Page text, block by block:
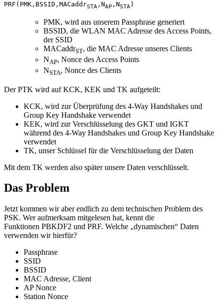
PRF(PMK,BSSID,MACaddrSTA ,NAP ,NSTA)
PMK, wird aus unserem Passphrase generiert
BSSID, die WLAN MAC Adresse des Access Points,
der SSID
MACaddrST, die MAC Adresse unseres Clients
NAP, Nonce des Access Points
NSTA, Nonce des Clients
Der PTK wird auf KCK, KEK und TK aufgeteilt:
KCK, wird zur Überprüfung des 4-Way Handshakes und
Group Key Handshake verwendet
KEK, wird zur Verschlüsselung des GKT und IGKT
während des 4-Way Handshakes und Group Key Handshake
verwendet
TK, unser Schlüssel für die Verschlüsselung der Daten
Mit dem TK werden also später unsere Daten verschlüsselt.
Das Problem
Jetzt kommen wir aber endlich zu dem technischen Problem des
PSK. Wer aufmerksam mitgelesen hat, kennt die
Funktionen PBKDF2 und PRF. Welche „dynamischen“ Daten
verwenden wir hierfür?
Passphrase
SSID
BSSID
MAC Adresse, Client
AP Nonce
Station Nonce